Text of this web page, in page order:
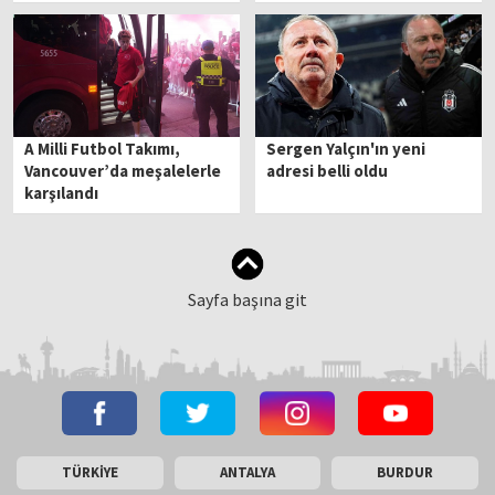
A Milli Futbol Takımı,
Vancouver’da meşalelerle
karşılandı
Sergen Yalçın'ın yeni
adresi belli oldu
Sayfa başına git
TÜRKİYE ANTALYA BURDUR